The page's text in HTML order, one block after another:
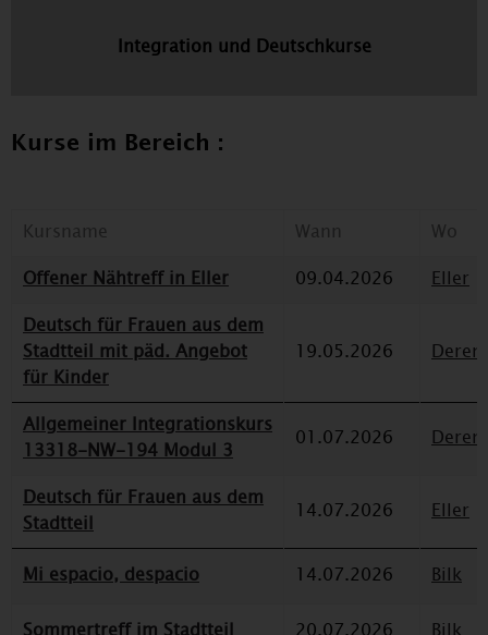
Integration und Deutschkurse
Kurse im Bereich :
Kursname Wann
Wo
Offener Nähtreff in Eller
09.04.2026
Eller
Deutsch für Frauen aus dem
Stadtteil mit päd. Angebot
für Kinder
19.05.2026
Allgemeiner Integrationskurs
13318-NW-194 Modul 3
01.07.2026
Deutsch für Frauen aus dem
Stadtteil
14.07.2026 Eller
Mi espacio, despacio 14.07.2026 Bilk